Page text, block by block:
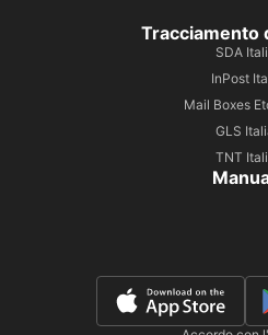
Tracciamento
SDA
InPost
Mail Boxes
GLS
TNT